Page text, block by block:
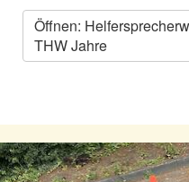
Öffnen:
THW Jahre